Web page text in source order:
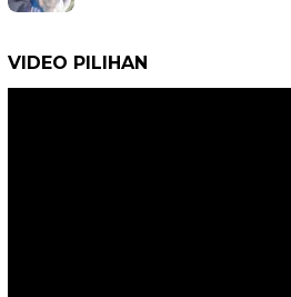
VIDEO PILIHAN